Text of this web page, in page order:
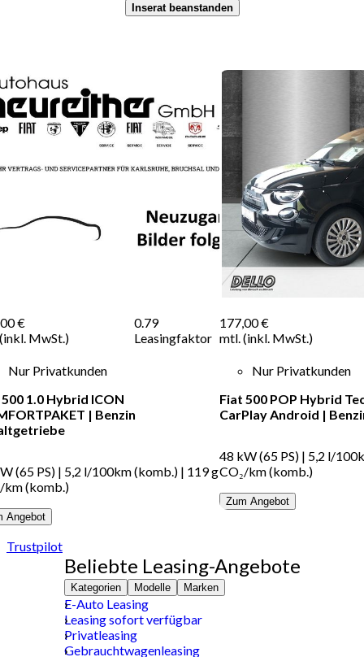
Inserat beanstanden
€
MwSt.)
0.79
Leasingfaktor
Nur Privatkunden
1.0 Hybrid ICON
| Benzin
(65 PS) | 5,2 l/100km (komb.) | 119 g
km (komb.)
Angebot
177,00 €
mtl. (inkl. MwSt.)
Nur Privatkunden
Fiat 500 POP Hybrid
CarPlay Android |
48 kW (65 PS) | 5,2 l/
CO₂/km (komb.)
Zum Angebot
Trustpilot
Beliebte Leasing-Angebote
Kategorien Modelle Marken
E-Auto Leasing
Leasing sofort verfügbar
Privatleasing
Gebrauchtwagenleasing